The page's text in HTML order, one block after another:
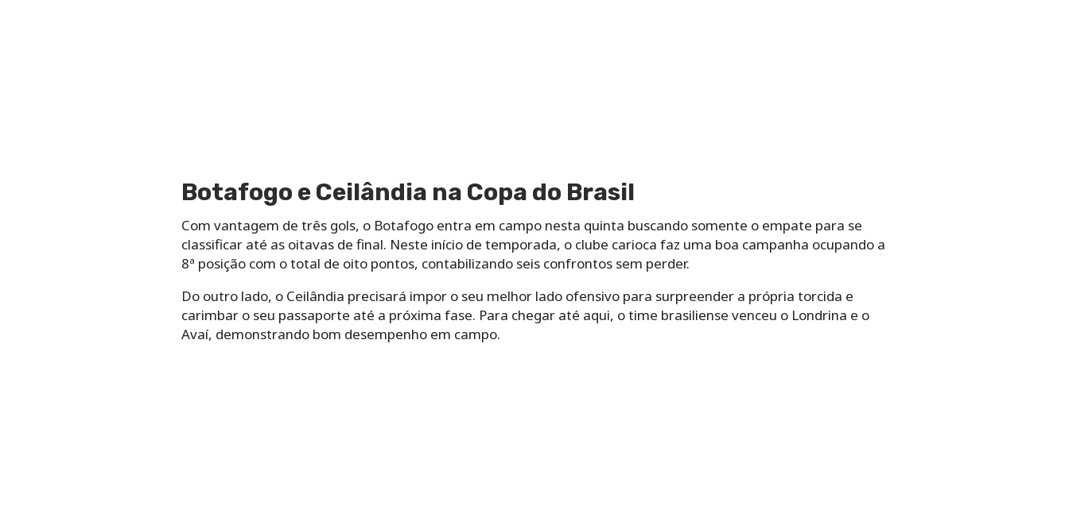
Botafogo e Ceilândia na Copa do Brasil
Com vantagem de três gols, o Botafogo entra em campo nesta quinta buscando somente o empate para se
classificar até as oitavas de final. Neste início de temporada, o clube carioca faz uma boa campanha ocupando a
8ª posição com o total de oito pontos, contabilizando seis confrontos sem perder.
Do outro lado, o Ceilândia precisará impor o seu melhor lado ofensivo para surpreender a própria torcida e
carimbar o seu passaporte até a próxima fase. Para chegar até aqui, o time brasiliense venceu o Londrina e o
Avaí, demonstrando bom desempenho em campo.